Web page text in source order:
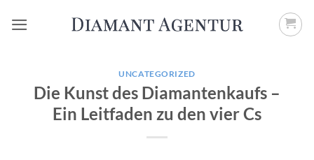
Inhalt
UNCATEGORIZED
Die Kunst des Diamantenkaufs –
Ein Leitfaden zu den vier Cs